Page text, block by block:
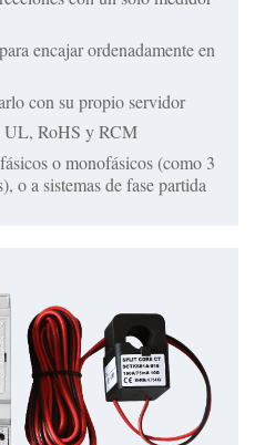
encajar ordenadamente en
con su propio servidor
UL, RoHS y RCM
o monofásicos (como 3
o a sistemas de fase partida